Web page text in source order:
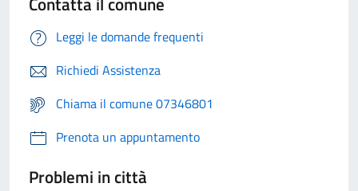
Leggi le domande frequenti
Richiedi Assistenza
Chiama il comune 07346801
Prenota un appuntamento
Problemi in città